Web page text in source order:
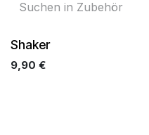
Shaker
9,90 €